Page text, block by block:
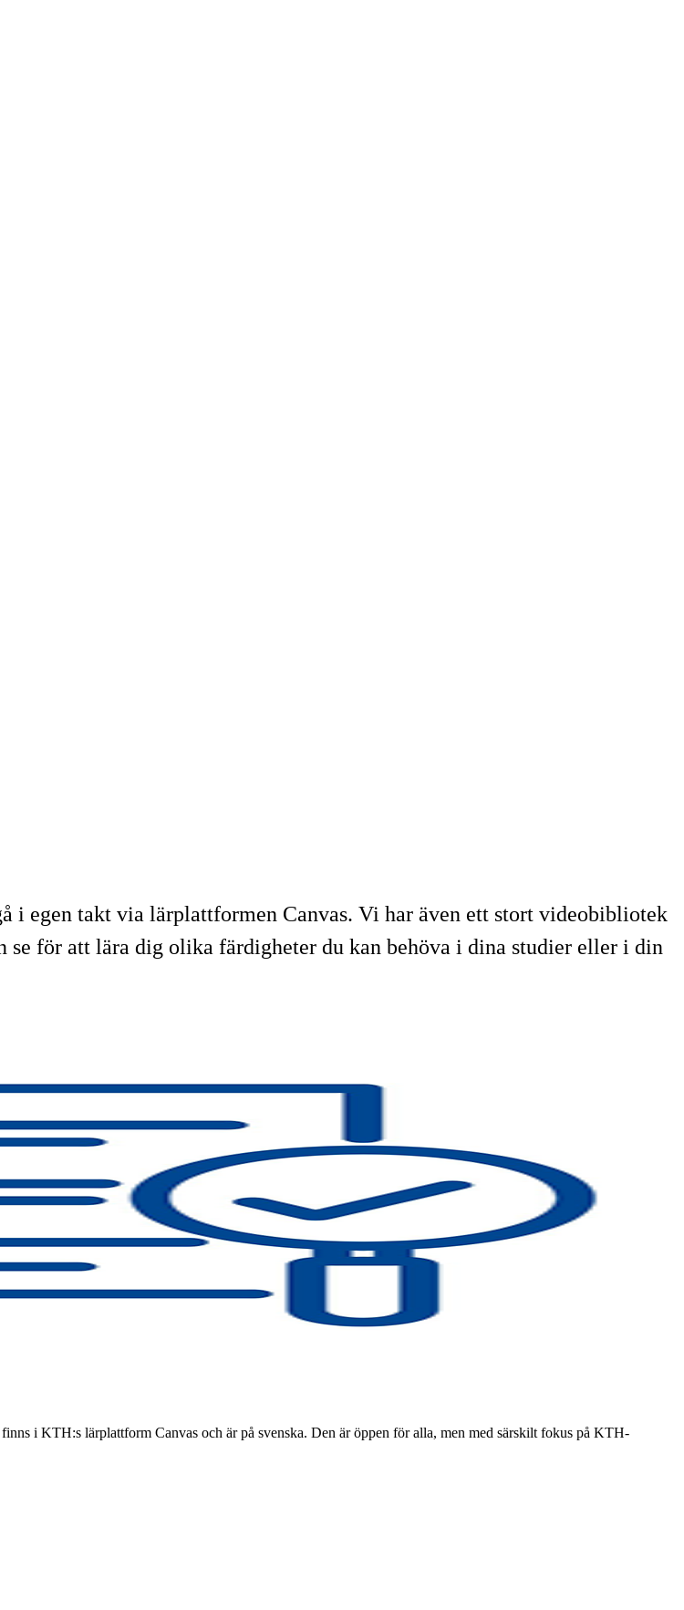
i egen takt via lärplattformen Canvas. Vi har även ett stort videobibliotek
för att lära dig olika färdigheter du kan behöva i dina studier eller i din
i KTH:s lärplattform Canvas och är på svenska. Den är öppen för alla, men med särskilt fokus på KTH-